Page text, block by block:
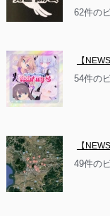
62件の
【
54件の
【
49件の